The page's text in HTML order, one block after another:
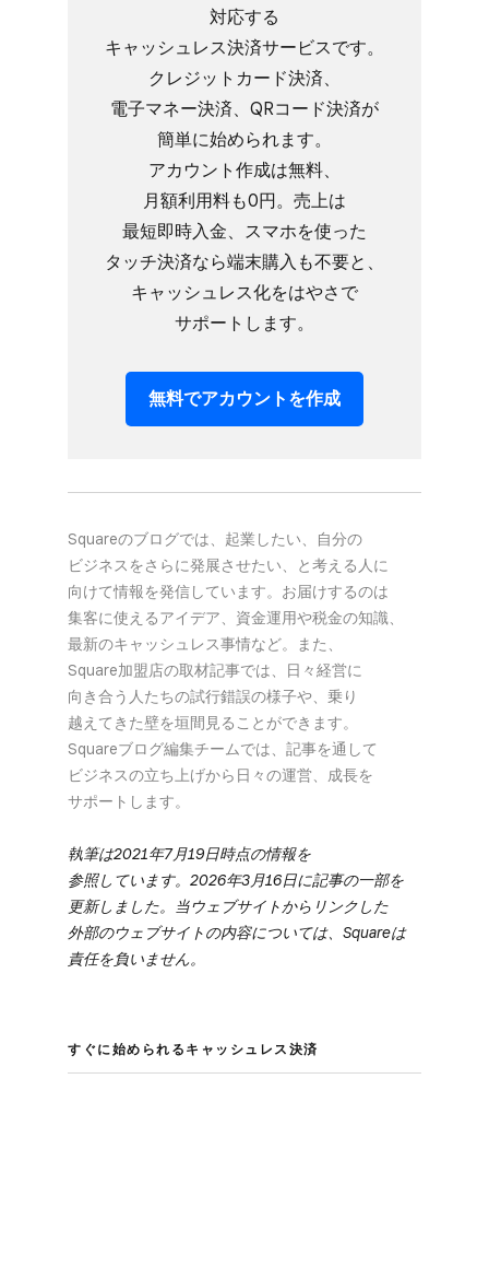
対応する​
キャッシュレス決済サービスです。​
クレジットカード決済、​
電子マネー決済、​QRコード決済が​
簡単に​始められます。​
アカウント作成は​無料、​
月額利用料も​0円。​売上は​
最短即時入金、​スマホを​使った​
タッチ決済なら​端末購入も​不要と、​
キャッシュレス化を​はやさで​
サポートします。
無料で​アカウントを​作成
Squareの​ブログでは、​起業したい、​自分の​
ビジネスを​さらに​発展させたい、と​考える​人に​
向けて​情報を​発信しています。​お届けするのは​
集客に​使える​アイデア、​資金運用や​税金の​知識、​
最新の​キャッシュレス事情など。​また、​
Square加盟店の​取材記事では、​日々​経営に​
向き合う​人たちの​試行錯誤の​様子や、​乗り​
越えてきた壁を​垣間見る​ことができます。​
Squareブログ編集チームでは、​記事を​通して​
ビジネスの​立ち上げから​日々の​運営、​成長を​
サポートします。
執筆は​2021年7月19日時点の​情報を​
参照しています。​2026年3月16日に​記事の​一部を​
更新しました。​当ウェブサイトから​リンクした​
外部の​ウェブサイトの​内容に​ついては、​Squareは​
責任を​負いません。
すぐに​始められる​キャッシュレス決済